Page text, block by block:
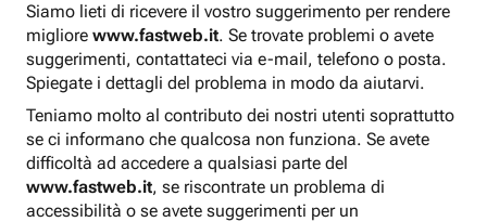
Siamo lieti di ricevere il vostro suggerimento per rendere
migliore www.fastweb.it. Se trovate problemi o avete
suggerimenti, contattateci via e-mail, telefono o posta.
Spiegate i dettagli del problema in modo da aiutarvi.
Teniamo molto al contributo dei nostri utenti soprattutto
se ci informano che qualcosa non funziona. Se avete
difficoltà ad accedere a qualsiasi parte del
www.fastweb.it, se riscontrate un problema di
accessibilità o se avete suggerimenti per un